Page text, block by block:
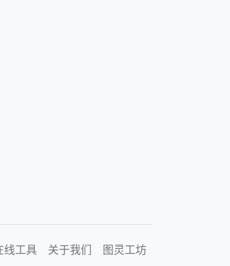
线工具 关于我们 图灵工坊